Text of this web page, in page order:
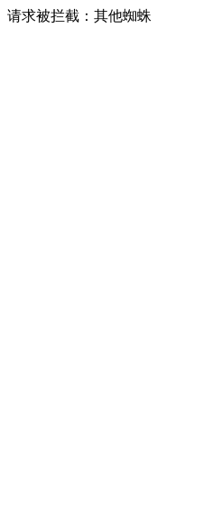
请求被拦截：其他蜘蛛